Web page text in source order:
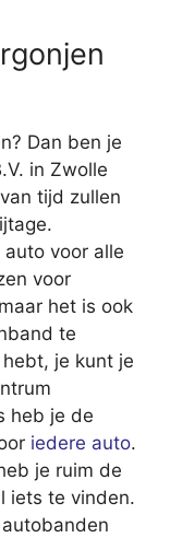
Dan ben je
in Zwolle
tijd zullen
voor alle
voor
het is ook
te
je kunt je
heb je de
iedere auto.
je ruim de
iets te vinden.